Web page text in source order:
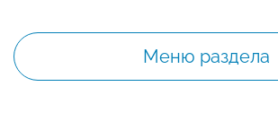
Меню раздела